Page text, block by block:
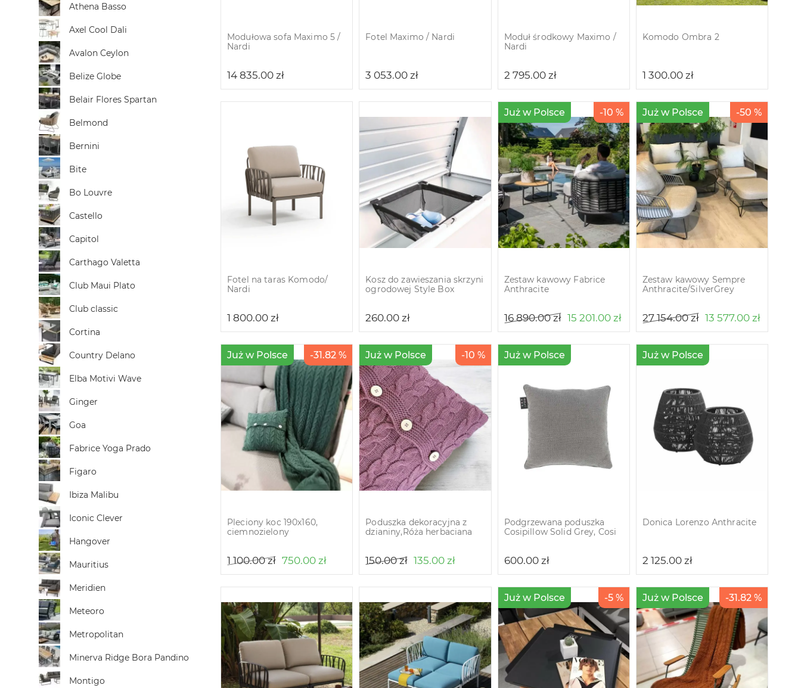
Athena Basso
Axel Cool Dali
Avalon Ceylon
Belize Globe
Belair Flores Spartan
Belmond
Bernini
Bite
Bo Louvre
Castello
Capitol
Carthago Valetta
Club Maui Plato
Club classic
Cortina
Country Delano
Elba Motivi Wave
Ginger
Goa
Fabrice Yoga Prado
Figaro
Ibiza Malibu
Iconic Clever
Hangover
Mauritius
Meridien
Meteoro
Metropolitan
Minerva Ridge Bora Pandino
Montigo
Modułowa sofa Maximo 5 /
Nardi
14 835.00 zł
Fotel Maximo / Nardi
3 053.00zł
Moduł środkowy Maximo /
Nardi
2 795.00 zł
Komodo Ombra 2
1 300.00 zł
Fotel na taras Komodo/
Nardi
1 800.00 zł
Kosz do zawieszania skrzyni
ogrodowej Style Box
260.00zł
Już w Polsce -10 %
Zestaw kawowy Fabrice
Anthracite
16 890.00zł 15 201.00 zł
Już w Polsce -50 %
Zestaw kawowy Sempre
Anthracite/SilverGrey
27 154.00zł 13 577.00 zł
Już w Polsce -31.82 %
Pleciony koc 190х160,
ciemnozielony
1 100.00zł 750.00 zł
Już w Polsce -10 %
Poduszka dekoracyjna z
dzianiny,Róża herbaciana
150.00zł 135.00zł
Już w Polsce
Podgrzewana poduszka
Cosipillow Solid Grey, Cosi
600.00 zł
Już w Polsce
Donica Lorenzo Аnthracite
2 125.00 zł
Już w Polsce -5 % Już w Polsce -31.82 %